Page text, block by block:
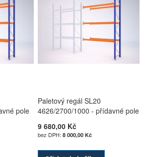
pole
Paletový regál SL20
4626/2700/1000 - přídavné pole
9 680,00 Kč
8 000,00 Kč